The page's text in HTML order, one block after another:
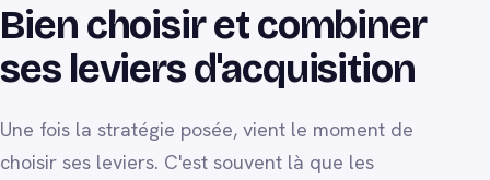
Bien choisir et combiner
ses leviers d'acquisition
Une fois la stratégie posée, vient le moment de
choisir ses leviers. C'est souvent là que les